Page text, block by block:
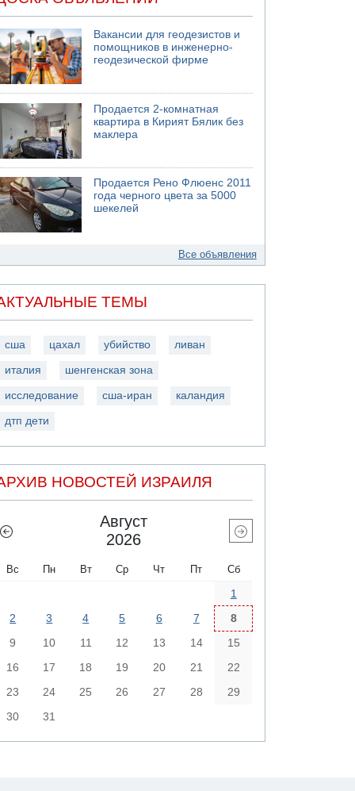
Вакансии для геодезистов и
помощников в инженерно-
геодезической фирме
Продается 2-комнатная
квартира в Кирият Бялик без
маклера
Продается Рено Флюенс 2011
года черного цвета за 5000
шекелей
Все объявления
ТЕМЫ
сша цахал убийство ливан
италия шенгенская зона
исследование сша-иран каландия
дтп дети
НОВОСТЕЙ ИЗРАИЛЯ
Август
2026
Вс Пн Вт Ср Чт Пт Сб
1
2
3 4 5 6 7
8
9
10 11 12 13 14
15
16
17 18 19 20 21
22
23
24 25 26 27 28
29
30
31